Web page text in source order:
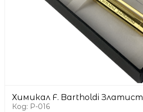
Химикал F. Bartholdi Златист
Код: P-016